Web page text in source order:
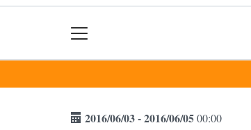
2016/06/03 - 2016/06/0500:00